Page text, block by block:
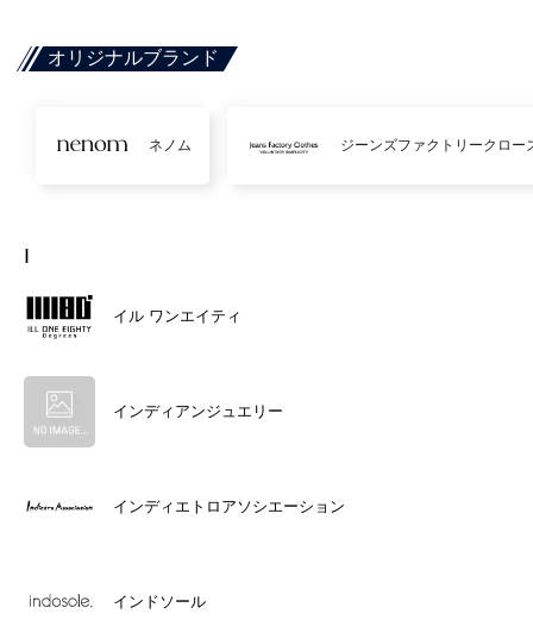
オリジナルブランド
ネノム ジーンズファクトリークロー
I
イル ワンエイティ
インディアンジュエリー
インディエトロアソシエーション
インドソール